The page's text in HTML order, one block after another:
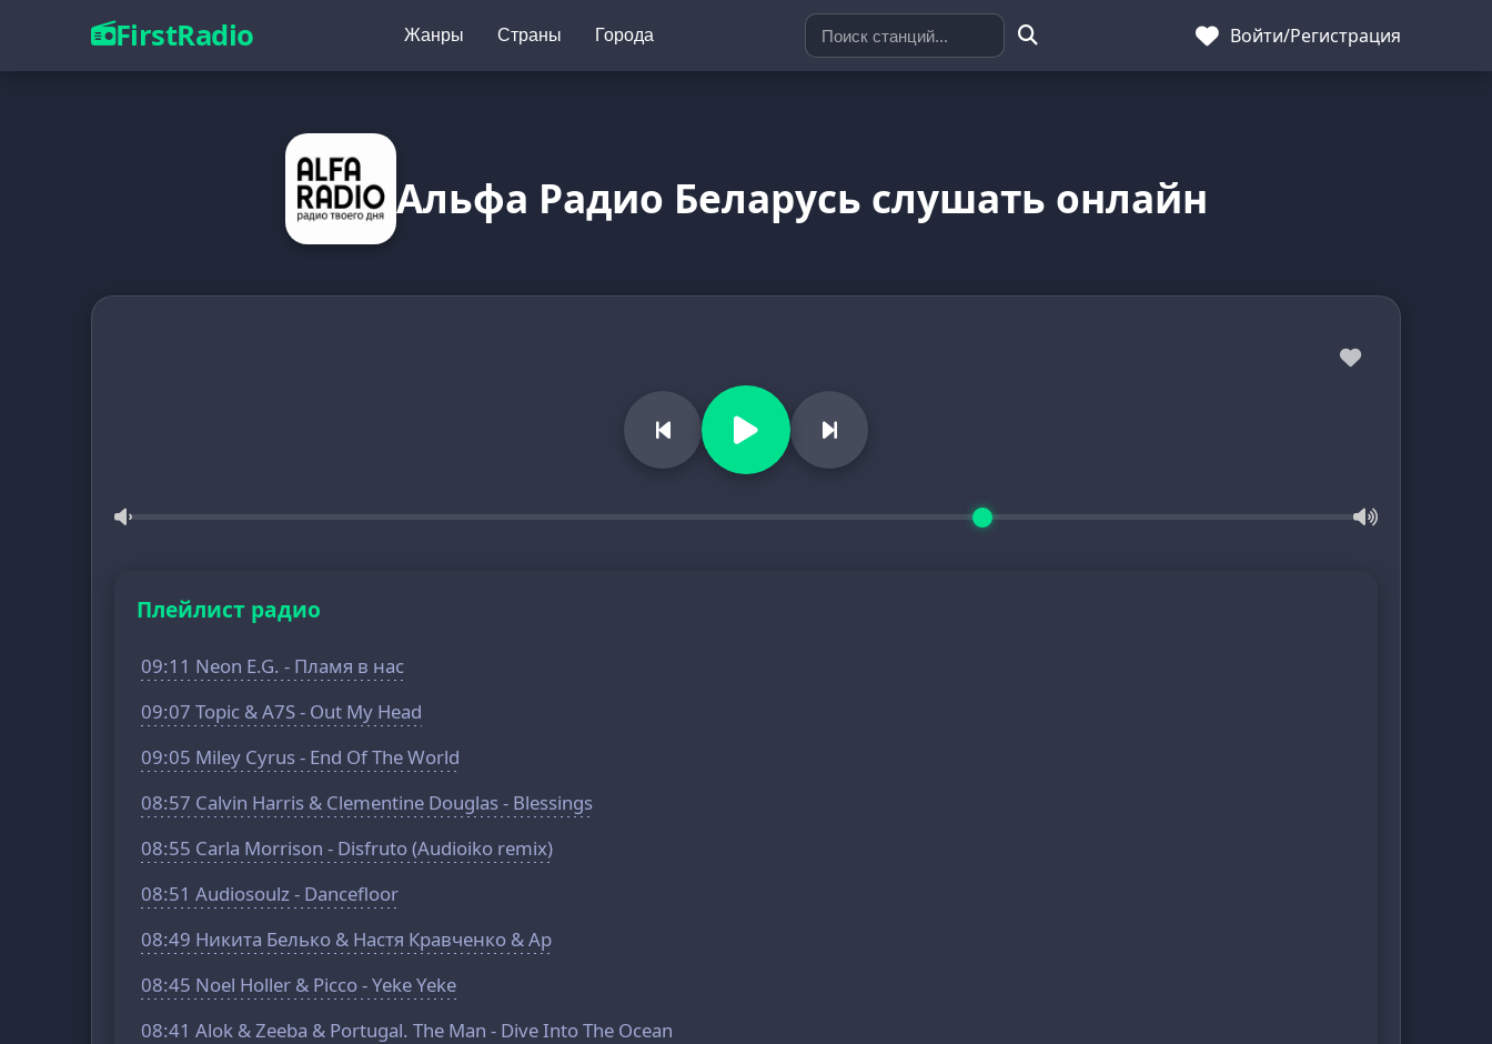
FirstRadio Жанры Страны Города Войти/Регистрация
Альфа Радио Беларусь слушать онлайн
Плейлист радио
09:11 Neon E.G. - Пламя в нас
09:07 Topic & A7S - Out My Head
09:05 Miley Cyrus - End Of The World
08:57 Calvin Harris & Clementine Douglas - Blessings
08:55 Carla Morrison - Disfruto (Audioiko remix)
08:51 Audiosoulz - Dancefloor
08:49 Никита Белько & Настя Кравченко & Ар
08:45 Noel Holler & Picco - Yeke Yeke
08:41 Alok & Zeeba & Portugal. The Man - Dive Into The Ocean